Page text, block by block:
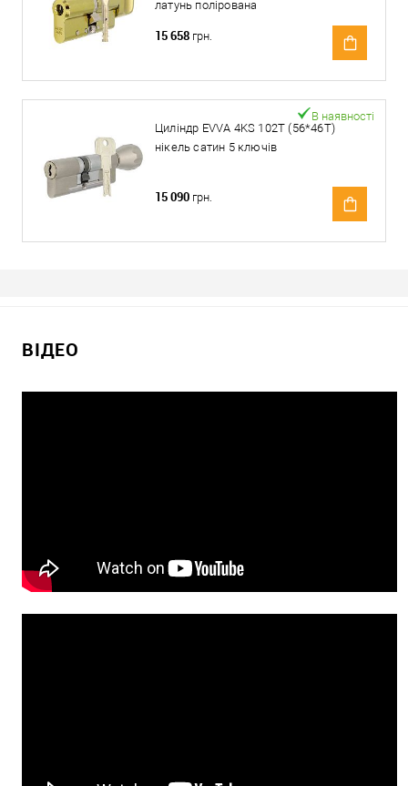
латунь полірована
15 658 грн.
Циліндр EVVA 4KS 102T (56*46T)
нікель сатин 5 ключів
В наявності
15 090 грн.
ВІДЕО